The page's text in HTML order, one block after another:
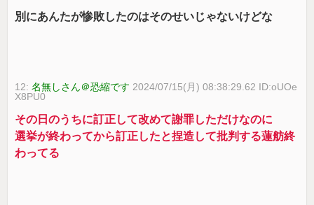
別にあんたが惨敗したのはそのせいじゃないけどな
12:名無しさん＠恐縮です 2024/07/15(月) 08:38:29.62 ID:oUOe
X8PU0
その日のうちに訂正して改めて謝罪しただけなのに
選挙が終わってから訂正したと捏造して批判する蓮舫終
わってる